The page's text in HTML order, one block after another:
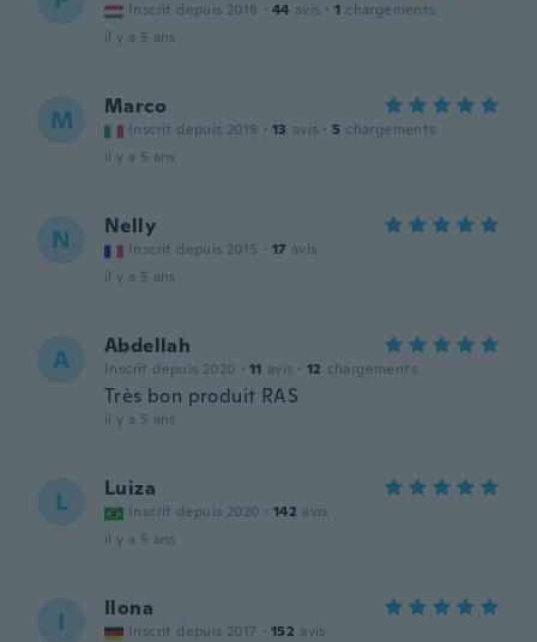
Inscrit depuis 2018 · 44 avis · 1 chargements
il y a 5 ans
M Marco
Inscrit depuis 2019 · 13 avis · 5 chargements
il y a 5 ans
N Nelly
Inscrit depuis 2015 · 17 avis
il y a 5 ans
A Abdellah
Inscrit depuis 2020 · 11 avis · 12 chargements
Très bon produit RAS
il y a 5 ans
L Luiza
Inscrit depuis 2020 · 142 avis
il y a 5 ans
I Ilona
Inscrit depuis 2017 · 152 avis